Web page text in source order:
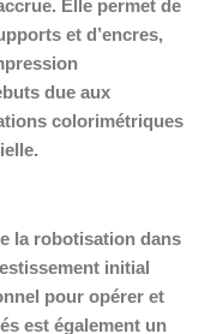
Elle permet de
et d’encres,
due aux
colorimétriques
la robotisation dans
initial
pour opérer et
est également un